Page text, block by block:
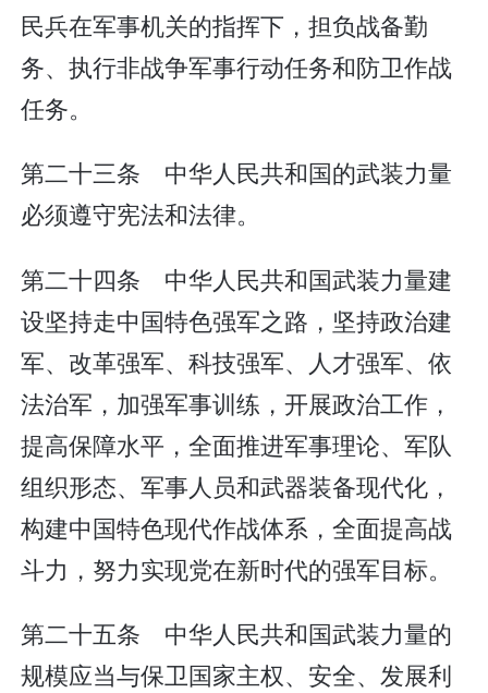
民兵在军事机关的指挥下，担负战备勤
务、执行非战争军事行动任务和防卫作战
任务。
第二十三条 中华人民共和国的武装力量
必须遵守宪法和法律。
第二十四条 中华人民共和国武装力量建
设坚持走中国特色强军之路，坚持政治建
军、改革强军、科技强军、人才强军、依
法治军，加强军事训练，开展政治工作，
提高保障水平，全面推进军事理论、军队
组织形态、军事人员和武器装备现代化，
构建中国特色现代作战体系，全面提高战
斗力，努力实现党在新时代的强军目标。
第二十五条 中华人民共和国武装力量的
规模应当与保卫国家主权、安全、发展利